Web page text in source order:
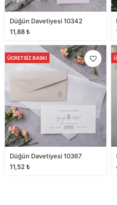
Düğün Davetiyesi 10342
11,88₺
ÜCRETSIZ BASKI
Düğün Davetiyesi 10367
11,52₺